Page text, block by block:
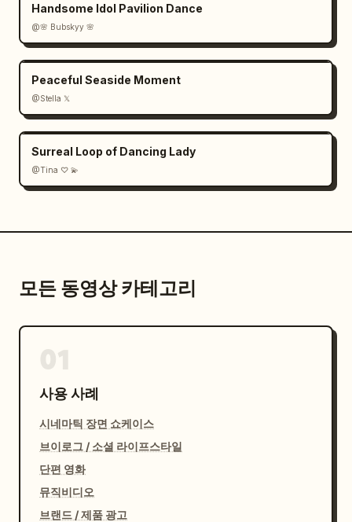
Handsome Idol Pavilion Dance
@🌸 Bubskyy 🌸
Peaceful Seaside Moment
@Stella 𝕏
Surreal Loop of Dancing Lady
@Tina ♡ 💫
모든 동영상 카테고리
사용 사례
시네마틱 장면 쇼케이스
브이로그 / 소셜 라이프스타일
단편 영화
뮤직비디오
브랜드 / 제품 광고